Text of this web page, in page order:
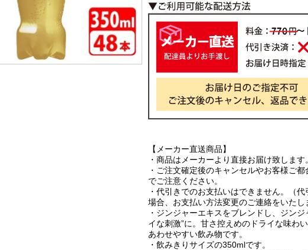
【メーカー直送商品】
・商品はメーカーより直接お届け致します。
・ご注文確定後のキャンセルやお客様ご
でご注意ください。
・代引きでのお支払いはできません。（
場合、お支払い方法変更のご連絡をいたし
・ジンジャーエキスをブレンドし、ジン
イな刺激”に。甘さ控えめのドライな味わ
あわせやすい飲み物です。
・飲みきりサイズの350mlです。